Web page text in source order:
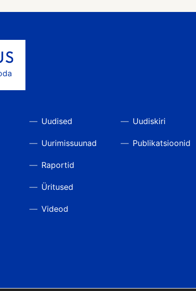
Uudised
Uurimissuunad
Raportid
Üritused
Videod
Uudiskiri
Publikatsioonid